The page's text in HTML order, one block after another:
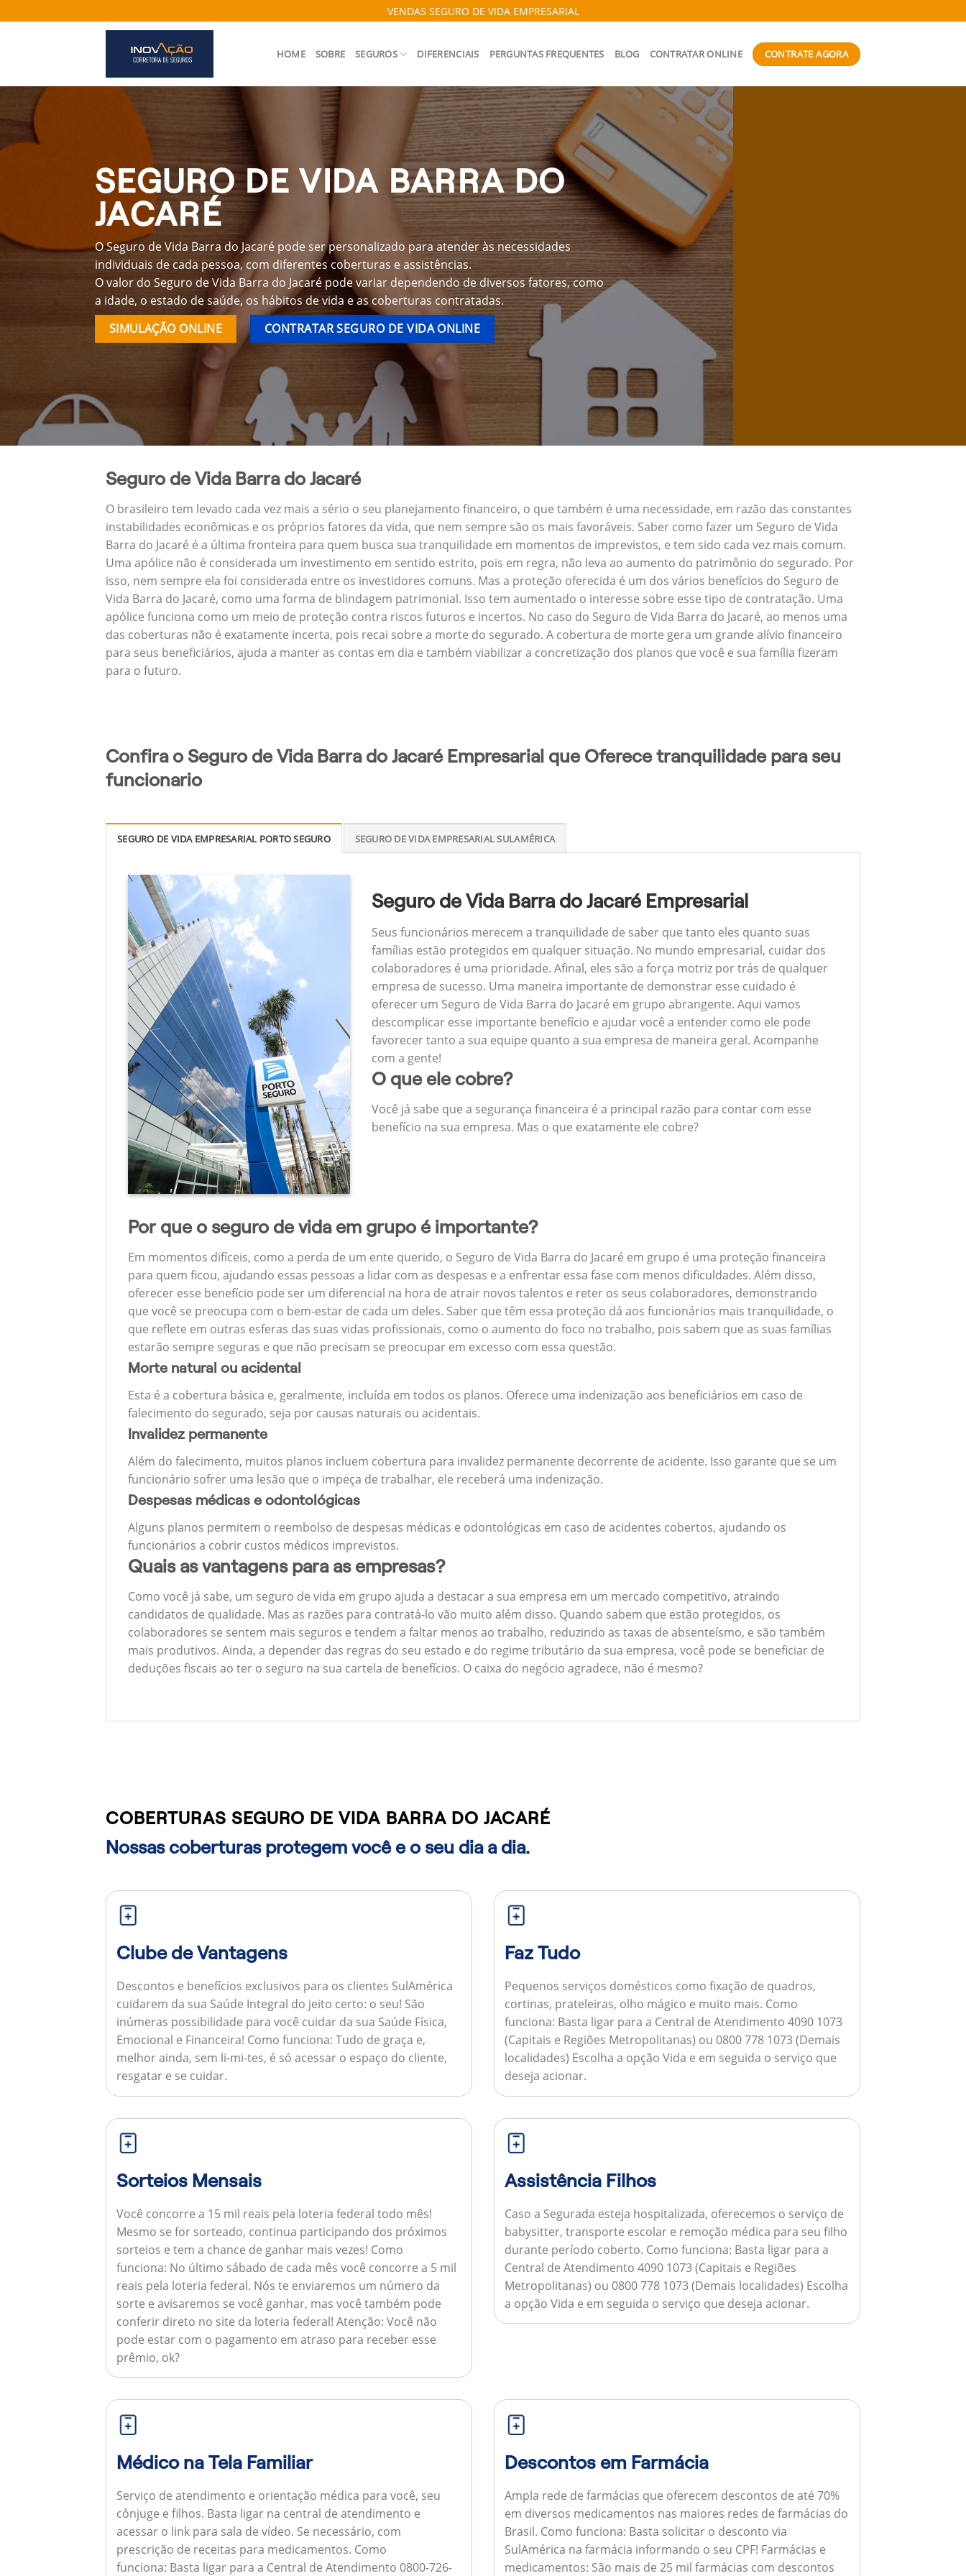
to
VENDAS SEGURO DE VIDA EMPRESARIAL
HOME SOBRE SEGUROS DIFERENCIAIS PERGUNTAS FREQUENTES BLOG CONTRATAR ONLINE CONTRATE AGORA
SEGURO DE VIDA BARRA DO
JACARÉ
O Seguro de Vida Barra do Jacaré pode ser personalizado para atender às necessidades
individuais de cada pessoa, com diferentes coberturas e assistências.
O valor do Seguro de Vida Barra do Jacaré pode variar dependendo de diversos fatores, como
a idade, o estado de saúde, os hábitos de vida e as coberturas contratadas.
SIMULAÇÃO ONLINE
CONTRATAR SEGURO DE VIDA ONLINE
Seguro de Vida Barra do Jacaré
O brasileiro tem levado cada vez mais a sério o seu planejamento financeiro, o que também é uma necessidade, em razão das constantes
instabilidades econômicas e os próprios fatores da vida, que nem sempre são os mais favoráveis. Saber como fazer um Seguro de Vida
Barra do Jacaré é a última fronteira para quem busca sua tranquilidade em momentos de imprevistos, e tem sido cada vez mais comum.
Uma apólice não é considerada um investimento em sentido estrito, pois em regra, não leva ao aumento do patrimônio do segurado. Por
isso, nem sempre ela foi considerada entre os investidores comuns. Mas a proteção oferecida é um dos vários benefícios do Seguro de
Vida Barra do Jacaré, como uma forma de blindagem patrimonial. Isso tem aumentado o interesse sobre esse tipo de contratação. Uma
apólice funciona como um meio de proteção contra riscos futuros e incertos. No caso do Seguro de Vida Barra do Jacaré, ao menos uma
das coberturas não é exatamente incerta, pois recai sobre a morte do segurado. A cobertura de morte gera um grande alívio financeiro
para seus beneficiários, ajuda a manter as contas em dia e também viabilizar a concretização dos planos que você e sua família fizeram
para o futuro.
Confira o Seguro de Vida Barra do Jacaré Empresarial que Oferece tranquilidade para seu
funcionario
SEGURO DE VIDA EMPRESARIAL PORTO SEGURO SEGURO DE VIDA EMPRESARIAL SULAMÉRICA
Seguro de Vida Barra do Jacaré Empresarial
Seus funcionários merecem a tranquilidade de saber que tanto eles quanto suas
famílias estão protegidos em qualquer situação. No mundo empresarial, cuidar dos
colaboradores é uma prioridade. Afinal, eles são a força motriz por trás de qualquer
empresa de sucesso. Uma maneira importante de demonstrar esse cuidado é
oferecer um Seguro de Vida Barra do Jacaré em grupo abrangente. Aqui vamos
descomplicar esse importante benefício e ajudar você a entender como ele pode
favorecer tanto a sua equipe quanto a sua empresa de maneira geral. Acompanhe
com a gente!
O que ele cobre?
Você já sabe que a segurança financeira é a principal razão para contar com esse
benefício na sua empresa. Mas o que exatamente ele cobre?
Por que o seguro de vida em grupo é importante?
Em momentos difíceis, como a perda de um ente querido, o Seguro de Vida Barra do Jacaré em grupo é uma proteção financeira
para quem ficou, ajudando essas pessoas a lidar com as despesas e a enfrentar essa fase com menos dificuldades. Além disso,
oferecer esse benefício pode ser um diferencial na hora de atrair novos talentos e reter os seus colaboradores, demonstrando
que você se preocupa com o bem-estar de cada um deles. Saber que têm essa proteção dá aos funcionários mais tranquilidade, o
que reflete em outras esferas das suas vidas profissionais, como o aumento do foco no trabalho, pois sabem que as suas famílias
estarão sempre seguras e que não precisam se preocupar em excesso com essa questão.
Morte natural ou acidental
Esta é a cobertura básica e, geralmente, incluída em todos os planos. Oferece uma indenização aos beneficiários em caso de
falecimento do segurado, seja por causas naturais ou acidentais.
Invalidez permanente
Além do falecimento, muitos planos incluem cobertura para invalidez permanente decorrente de acidente. Isso garante que se um
funcionário sofrer uma lesão que o impeça de trabalhar, ele receberá uma indenização.
Despesas médicas e odontológicas
Alguns planos permitem o reembolso de despesas médicas e odontológicas em caso de acidentes cobertos, ajudando os
funcionários a cobrir custos médicos imprevistos.
Quais as vantagens para as empresas?
Como você já sabe, um seguro de vida em grupo ajuda a destacar a sua empresa em um mercado competitivo, atraindo
candidatos de qualidade. Mas as razões para contratá-lo vão muito além disso. Quando sabem que estão protegidos, os
colaboradores se sentem mais seguros e tendem a faltar menos ao trabalho, reduzindo as taxas de absenteísmo, e são também
mais produtivos. Ainda, a depender das regras do seu estado e do regime tributário da sua empresa, você pode se beneficiar de
deduções fiscais ao ter o seguro na sua cartela de benefícios. O caixa do negócio agradece, não é mesmo?
COBERTURAS SEGURO DE VIDA BARRA DO JACARÉ
Nossas coberturas protegem você e o seu dia a dia.
Clube de Vantagens
Descontos e benefícios exclusivos para os clientes SulAmérica
cuidarem da sua Saúde Integral do jeito certo: o seu! São
inúmeras possibilidade para você cuidar da sua Saúde Física,
Emocional e Financeira! Como funciona: Tudo de graça e,
melhor ainda, sem li-mi-tes, é só acessar o espaço do cliente,
resgatar e se cuidar.
Faz Tudo
Pequenos serviços domésticos como fixação de quadros,
cortinas, prateleiras, olho mágico e muito mais. Como
funciona: Basta ligar para a Central de Atendimento 4090 1073
(Capitais e Regiões Metropolitanas) ou 0800 778 1073 (Demais
localidades) Escolha a opção Vida e em seguida o serviço que
deseja acionar.
Sorteios Mensais
Você concorre a 15 mil reais pela loteria federal todo mês!
Mesmo se for sorteado, continua participando dos próximos
sorteios e tem a chance de ganhar mais vezes! Como
funciona: No último sábado de cada mês você concorre a 5 mil
reais pela loteria federal. Nós te enviaremos um número da
sorte e avisaremos se você ganhar, mas você também pode
conferir direto no site da loteria federal!Atenção: Você não
pode estar com o pagamento em atraso para receber esse
prêmio, ok?
Assistência Filhos
Caso a Segurada esteja hospitalizada, oferecemos o serviço de
babysitter, transporte escolar e remoção médica para seu filho
durante período coberto. Como funciona: Basta ligar para a
Central de Atendimento 4090 1073 (Capitais e Regiões
Metropolitanas) ou 0800 778 1073 (Demais localidades) Escolha
a opção Vida e em seguida o serviço que deseja acionar.
Médico na Tela Familiar
Serviço de atendimento e orientação médica para você, seu
cônjuge e filhos. Basta ligar na central de atendimento e
acessar o link para sala de vídeo. Se necessário, com
prescrição de receitas para medicamentos. Como
funciona: Basta ligar para a Central de Atendimento 0800-726-
Descontos em Farmácia
Ampla rede de farmácias que oferecem descontos de até 70%
em diversos medicamentos nas maiores redes de farmácias do
Brasil. Como funciona: Basta solicitar o desconto via
SulAmérica na farmácia informando o seu CPF! Farmácias e
medicamentos: São mais de 25 mil farmácias com descontos